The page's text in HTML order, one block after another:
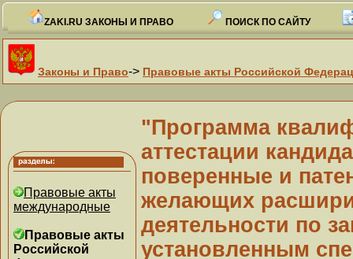
ZAKI.RU ЗАКОНЫ И ПРАВО ПОИСК ПО САЙТУ
Законы и Право-> Правовые акты Российской
Правовые акты
международные
Правовые акты
Российской
"Программа
аттестации
поверенные и
желающих
деятельности по
установленным